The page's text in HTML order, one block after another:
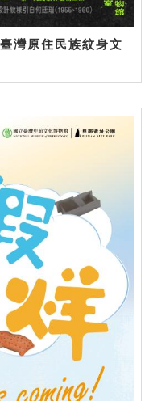
灣原住民族紋身文